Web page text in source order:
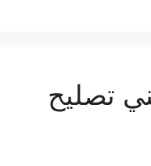
/ 56585547 / فني تصليح